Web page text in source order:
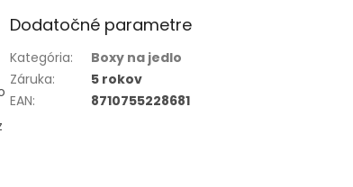
Dodatočné parametre
Kategória:
Boxy na jedlo
Záruka:
5 rokov
EAN: 8710755228681